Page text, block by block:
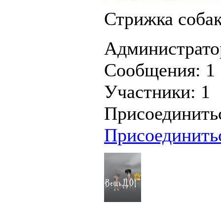
Стрижка
Сообщения: 1
Участники: 1